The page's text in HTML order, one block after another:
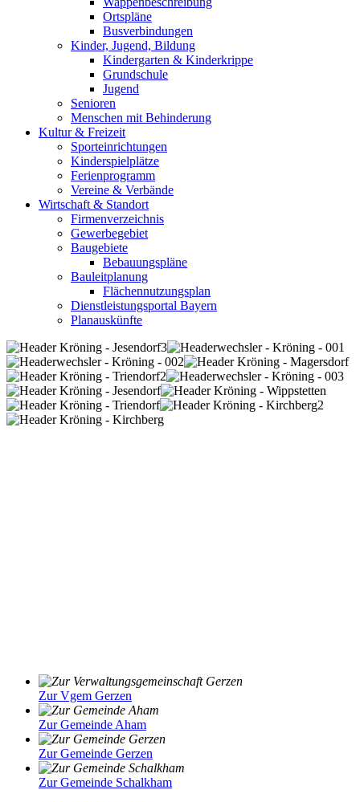
Ortspläne
Busverbindungen
Kinder, Jugend, Bildung
Kindergarten & Kinderkrippe
Grundschule
Jugend
Senioren
Menschen mit Behinderung
Kultur & Freizeit
Sporteinrichtungen
Kinderspielplätze
Ferienprogramm
Vereine & Verbände
Wirtschaft & Standort
Firmenverzeichnis
Gewerbegebiet
Baugebiete
Bebauungspläne
Bauleitplanung
Flächennutzungsplan
Dienstleistungsportal Bayern
Planauskünfte
Zur Vgem Gerzen
Zur Gemeinde Aham
Zur Gemeinde Gerzen
Zur Gemeinde Schalkham